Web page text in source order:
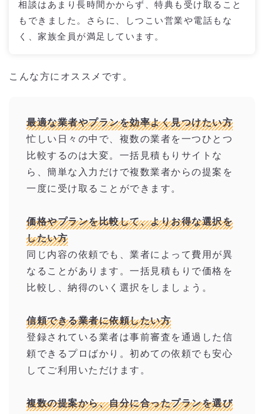
相談はあまり長時間かからず、特典も受け取ること
もできました。さらに、しつこい営業や電話もな
く、家族全員が満足しています。
こんな方にオススメです。
最適な業者やプランを効率よく見つけたい方
忙しい日々の中で、複数の業者を一つひとつ
比較するのは大変。一括見積もりサイトな
ら、簡単な入力だけで複数業者からの提案を
一度に受け取ることができます。
価格やプランを比較して、よりお得な選択を
したい方
同じ内容の依頼でも、業者によって費用が異
なることがあります。一括見積もりで価格を
比較し、納得のいく選択をしましょう。
信頼できる業者に依頼したい方
登録されている業者は事前審査を通過した信
頼できるプロばかり。初めての依頼でも安心
してご利用いただけます。
複数の提案から、自分に合ったプランを選び